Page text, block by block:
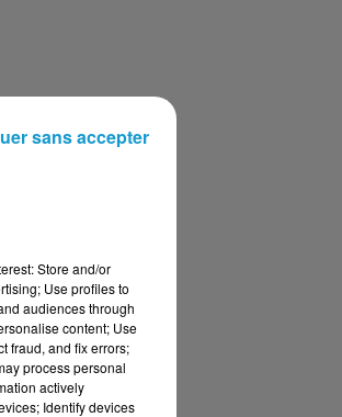
Store and/or
Use profiles to
audiences through
content; Use
fraud, and fix errors;
process personal
actively
Identify devices
sans accepter